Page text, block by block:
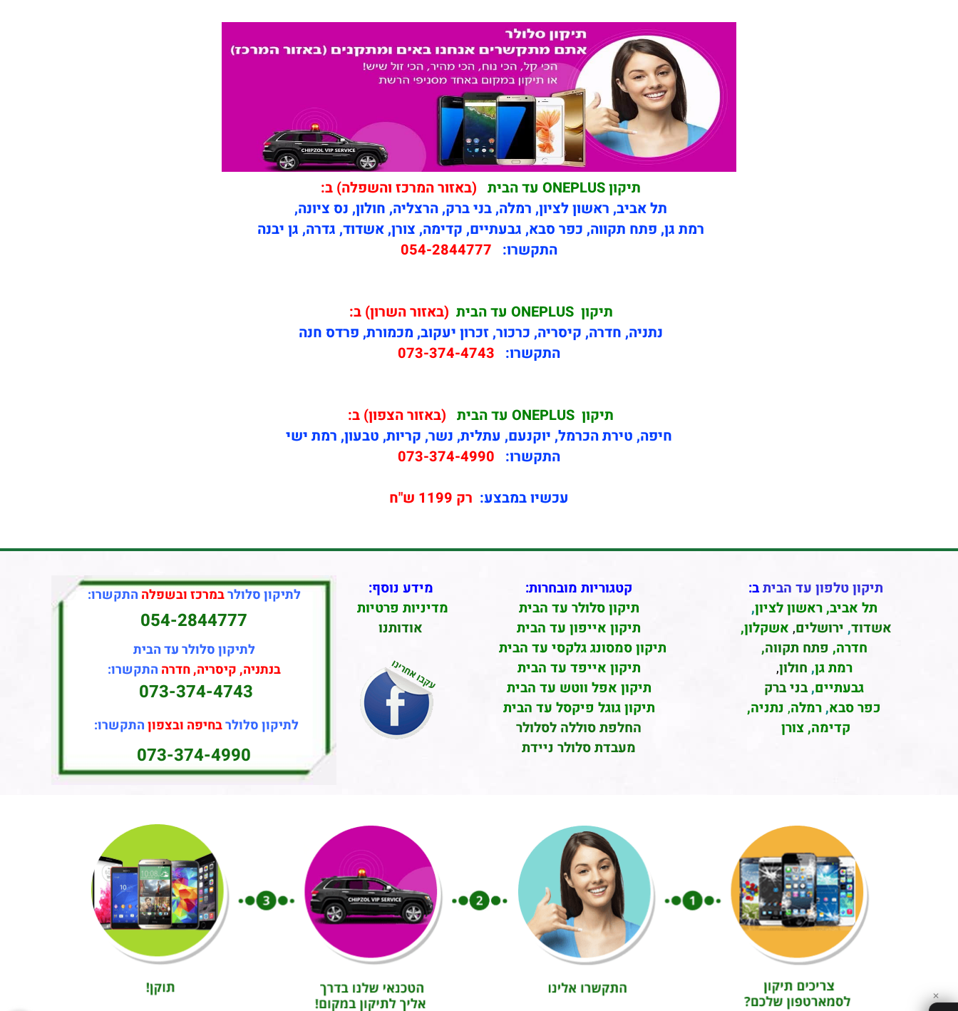
תיקון ONEPLUS עד הבית
(באזור המרכז והשפלה) ב:
תל אביב, ראשון לציון, רמלה, בני ברק, הרצליה, חולון, נס ציונה,
רמת גן, פתח תקווה, כפר סבא, גבעתיים, קדימה, צורן, אשדוד, גדרה, גן יבנה
התקשרו: 054-2844777
תיקוןONEPLUS עד הבית
(באזור השרון) ב:
נתניה, חדרה, קיסריה, כרכור, זכרון יעקוב, מכמורת, פרדס חנה
התקשרו: 073-374-4743
תיקון ONEPLUS עד הבית
(באזור הצפון) ב:
חיפה, טירת הכרמל, יוקנעם, עתלית, נשר, קריות, טבעון, רמת ישי
התקשרו: 073-374-4990
עכשיו במבצע: רק 1199 ש"ח
תיקון טלפון עד הביתב:
תל אביב, ראשון לציון,
אשדוד, ירושלים, אשקלון,
חדרה, פתח תקווה,
רמת גן, חולון,
גבעתיים, בני ברק
כפר סבא, רמלה, נתניה,
קדימה, צורן
קטגוריות מובחרות:
תיקון סלולר עד הבית
תיקון אייפון עד הבית
תיקון סמסונג גלקסי עד הבית
תיקון אייפד עד הבית
תיקון אפל ווטש עד הבית
תיקון גוגל פיקסל עד הבית
החלפת סוללה לסלולר
מעבדת סלולר ניידת
מידע נוסף:
מדיניות פרטיות
אודותנו
לתיקון סלולרבמרכז ובשפלה התקשרו:
054-2844777
לתיקון סלולר עד הבית
בנתניה, קיסריה, חדרה התקשרו:
073-374-4743
לתיקון סלולרבחיפה ובצפוןהתקשרו:
073-374-4990
✕